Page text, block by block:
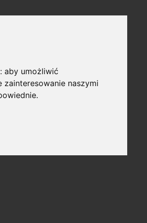
aby umożliwić
zainteresowanie naszymi
.